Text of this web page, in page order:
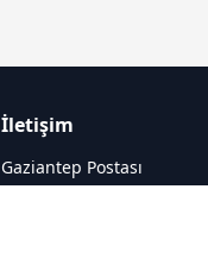
İletişim
Gaziantep Postası